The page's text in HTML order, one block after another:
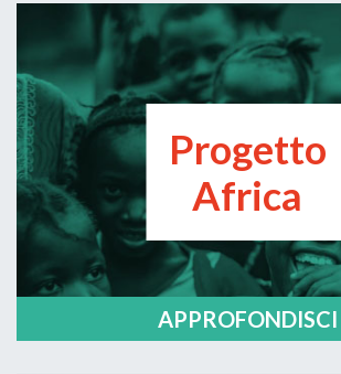
Progetto
Africa
APPROFONDISCI